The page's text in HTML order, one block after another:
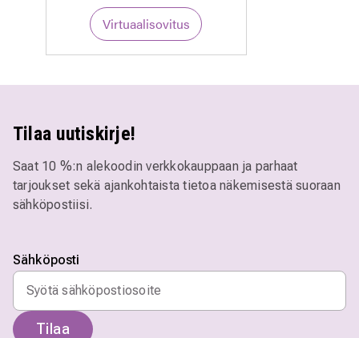
Virtuaalisovitus
Tilaa uutiskirje!
Saat 10 %:n alekoodin verkkokauppaan ja parhaat
tarjoukset sekä ajankohtaista tietoa näkemisestä suoraan
sähköpostiisi.
Sähköposti
Tilaa